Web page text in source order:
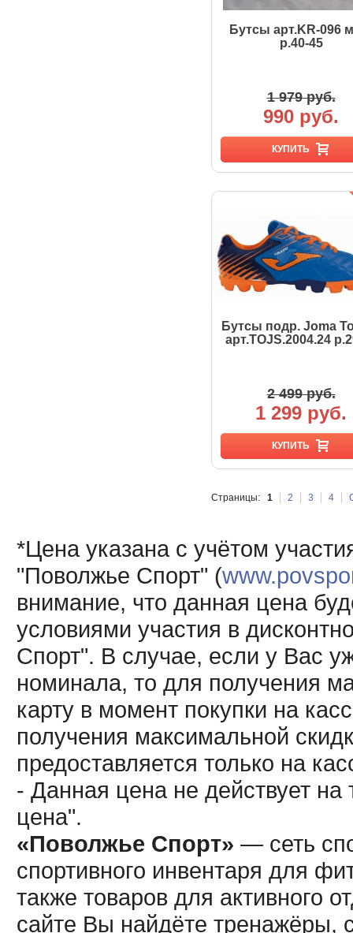
Бутсы арт.KR-096
р.40-45
1 979 руб.
990 руб.
КУПИТЬ
Бутсы подр. Joma
арт.TOJS.2004.24
2 499 руб.
1 299 руб.
КУПИТЬ
Страницы: 1 2 3 4
*Цена указана с учётом
"Поволжье Спорт" (
внимание, что данная цена
условиями участия в
Спорт". В случае, если у Вас
номинала, то для получения
карту в момент покупки на
получения максимальной
предоставляется только на
- Данная цена не действует
цена".
«Поволжье Спорт» — сеть
спортивного инвентаря для
также товаров для активного
сайте Вы найдёте тренажёры,